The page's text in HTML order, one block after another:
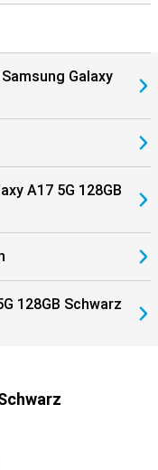
Galaxy
A17 5G 128GB
128GB Schwarz